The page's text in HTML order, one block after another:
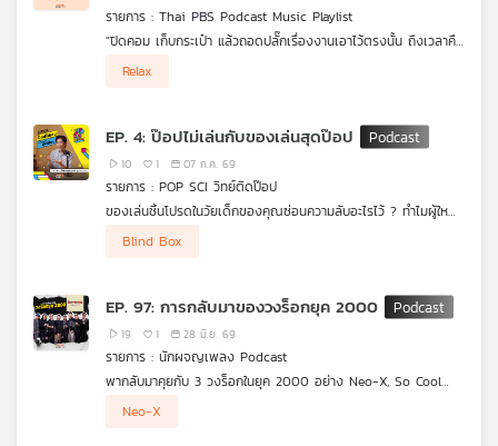
แผนที่
วิทยุ
รายการ : Thai PBS Podcast Music Playlist
"ปิดคอม เก็บกระเป๋า แล้วถอดปลั๊กเรื่องงานเอาไว้ตรงนั้น ถึงเวลาคืน
เพลง J-POP เมโลดี้ฟังสบาย จังหวะนุ่มฟู ที่จะช่วยเปลี่ยนโหมดจาก
Relax
EP. 4: ป๊อปไม่เล่นกับของเล่นสุดป๊อป
10 1 07 ก.ค. 69
รายการ : POP SCI วิทย์ติดป๊อป
ของเล่นชิ้นโปรดในวัยเด็กของคุณซ่อนความลับอะไรไว้ ? ทำไมผู้ใหญ่
? มาร่วมหาคำตอบใน #POPSCIวิทย์ติดป๊อป ที่จะพาคุณไปดูการเดิน
วิทยาศาสตร์สมองที่บอกว่า ของเล่นไม่ใช่แค่เรื่องของเด็ก แต่เป็น
เครื่องมือบำบัดจิตใจและกระตุ้นความคิดสร้างสรรค์ชั้นยอดของมนุษย์
ทุกช่วงวัย!
Blind Box
EP. 97: การกลับมาของวงร็อกยุค 2000
19 1 28 มิ.ย. 69
รายการ : นักผจญเพลง Podcast
พากลับมาคุยกับ 3 วงร็อกในยุค 2000 อย่าง Neo-X, So Cool
อีกครั้ง หลังจากที่หลายสมาชิกหายหน้าหายตากัน พร้อมกับเรื่องราว
Neo-X